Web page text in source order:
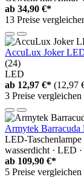
ab 34,90 €*
13 Preise
AccuLux Joker
(24)
LED
ab 12,97 €* (12,97
3 Preise vergleichen
Armytek Barracuda
LED-Taschenlampe
wasserdicht · LED
ab 109,90 €*
5 Preise vergleichen